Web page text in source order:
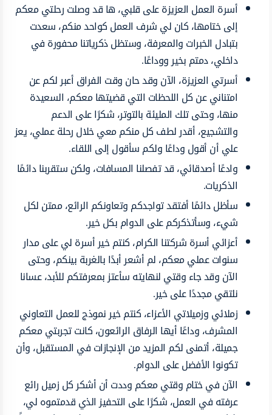
أسرة العمل العزيزة على قلبي، ها قد وصلت رحلتي معكم
إلى ختامها، كان لي شرف العمل كواحد منكم، سعدت
بتبادل الخبرات والمعرفة، وستظل ذكرياتنا محفورة في
داخلي، دمتم بخير ووداعًا.
أسرتي العزيزة، الآن وقد حان وقت الفراق أعبر لكم عن
امتناني عن كل اللحظات التي قضيتها معكم، السعيدة
منها، وحتى تلك المليئة بالتوتر، شكرًا على الدعم
والتشجيع، أقدر لطف كل منكم معي خلال رحلة عملي، يعز
علي أن أقول وداعًا ولكم سأقول إلى اللقاء.
وادعًا أصدقائي، قد تفصلنا المسافات، ولكن ستقربنا دائمًا
الذكريات.
سأظل دائمًا أفتقد تواجدكم وتعاونكم الرائع، ممتن لكل
شيء، وسأتذكركم على الدوام بكل خير.
أعزائي أسرة شركتنا الكرام، كنتم خير أسرة لي على مدار
سنوات عملي معكم، لم أشعر أبدًا بالغربة بينكم، وحتى
الآن وقد جاء وقتي لنهايته سأعتز بمعرفتكم للأبد، عسانا
نلتقي مجددًا على خير.
زملائي وزميلاتي الأعزاء، كنتم خير نموذج للعمل التعاوني
المشرف، وداعًا أيها الرفاق الرائعون، كانت تجربتي معكم
جميلة، أتمنى لكم المزيد من الإنجازات في المستقبل، وأن
تكونوا الأفضل على الدوام.
الآن في ختام وقتي معكم وددت أن أشكر كل زميل رائع
عرفته في العمل، شكرًا على التحفيز الذي قدمتموه لي،